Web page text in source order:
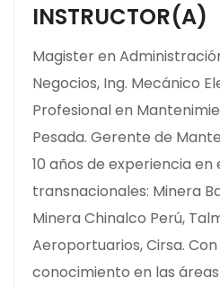
INSTRUCTOR(A)
Magister en
Negocios, Ing. Mecánico
Profesional en
Pesada. Gerente de
10 años de experiencia en
transnacionales: Minera
Minera Chinalco Perú,
Aeroportuarios, Cirsa.
conocimiento en las áreas